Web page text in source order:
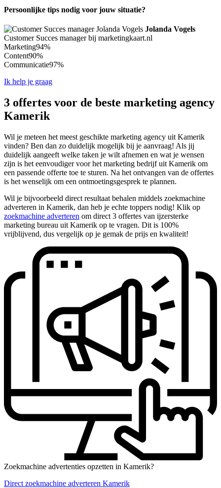
Persoonlijke tips nodig voor jouw situatie?
Jolanda Vogels
Customer Succes manager bij marketingkaart.nl
Marketing94%
Content90%
Communicatie97%
Ik help je graag
3 offertes voor de beste marketing agency
Kamerik
Wil je meteen het meest geschikte marketing agency uit Kamerik
vinden? Ben dan zo duidelijk mogelijk bij je aanvraag! Als jij
duidelijk aangeeft welke taken je wilt afnemen en wat je wensen
zijn is het eenvoudiger voor het marketing bedrijf uit Kamerik om
een passende offerte toe te sturen. Na het ontvangen van de offertes
is het wenselijk om een ontmoetingsgesprek te plannen.
Wil je bijvoorbeeld direct resultaat behalen middels zoekmachine
adverteren in Kamerik, dan heb je echte toppers nodig! Klik op
zoekmachine adverteren om direct 3 offertes van ijzersterke
marketing bureau uit Kamerik op te vragen. Dit is 100%
vrijblijvend, dus vergelijk op je gemak de prijs en kwaliteit!
Zoekmachine advertenties opzetten in Kamerik?
Direct zoekmachine adverteren Kamerik